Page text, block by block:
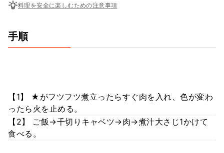
料理を安全に楽しむための注意事項
手順
【1】 ★がフツフツ煮立ったらすぐ肉を入れ、色が変わ
ったら火を止める。
【2】 ご飯→千切りキャベツ→肉→煮汁大さじ1かけて
食べる。